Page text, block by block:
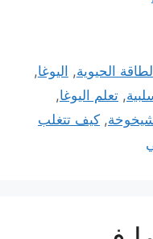
الطاقة الحيوية, اليوغا,
, تعلم اليوغا,
, كيف تتغلب